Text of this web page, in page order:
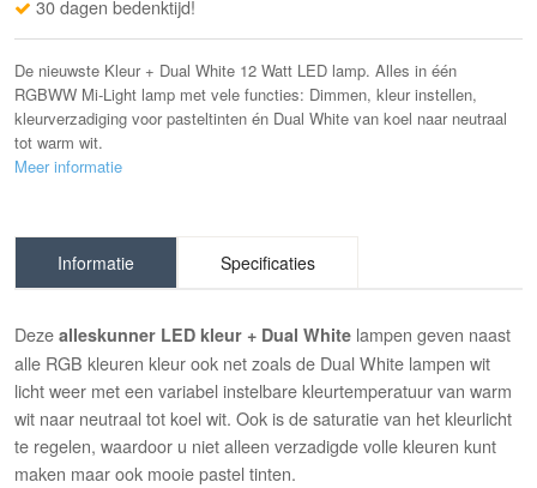
30 dagen bedenktijd!
De nieuwste Kleur + Dual White 12 Watt LED lamp. Alles in één
RGBWW Mi-Light lamp met vele functies: Dimmen, kleur instellen,
kleurverzadiging voor pasteltinten én Dual White van koel naar neutraal
tot warm wit.
Meer informatie
Informatie Specificaties
Dezealleskunner LED kleur + Dual White lampen geven naast
alle RGB kleuren kleur ook net zoals de Dual White lampen wit
licht weer met een variabel instelbare kleurtemperatuur van warm
wit naar neutraal tot koel wit. Ook is de saturatie van het kleurlicht
te regelen, waardoor u niet alleen verzadigde volle kleuren kunt
maken maar ook mooie pastel tinten.